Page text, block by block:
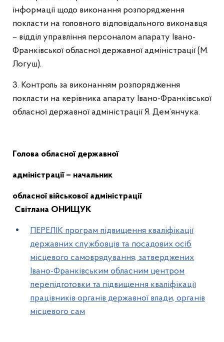
інформації щодо виконання розпорядження
покласти на головного відповідального виконавця
– відділ управління персоналом апарату Івано-
Франківської обласної державної адміністрації (М.
Логуш).
3. Контроль за виконанням розпорядження
покласти на керівника апарату Івано-Франківської
обласної державної адміністрації Я. Дем’янчука.
Голова обласної державної
адміністрації – начальник
обласної військової адміністрації
Світлана ОНИЩУК
ПЕРЕЛІК програм підвищення кваліфікації
державних службовців та посадових осіб
місцевого самоврядування, затверджених
Івано-Франківським обласним центром
перепідготовки та підвищення кваліфікації
працівників органів державної влади, органів
місцевого сам